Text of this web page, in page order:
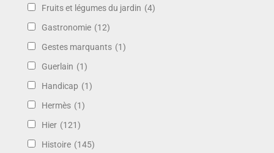
Fruits et légumes du jardin (4)
Gastronomie (12)
Gestes marquants (1)
Guerlain (1)
Handicap (1)
Hermès (1)
Hier (121)
Histoire (145)